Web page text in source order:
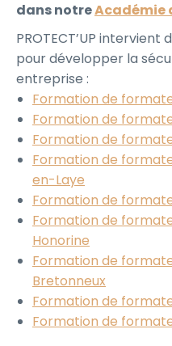
dans notreAcadémie
PROTECT’UP
pour développer la
entreprise :
Formation de
Formation de
Formation de
Formation de
en-Laye
Formation de
Formation de
Honorine
Formation de
Bretonneux
Formation de
Formation de